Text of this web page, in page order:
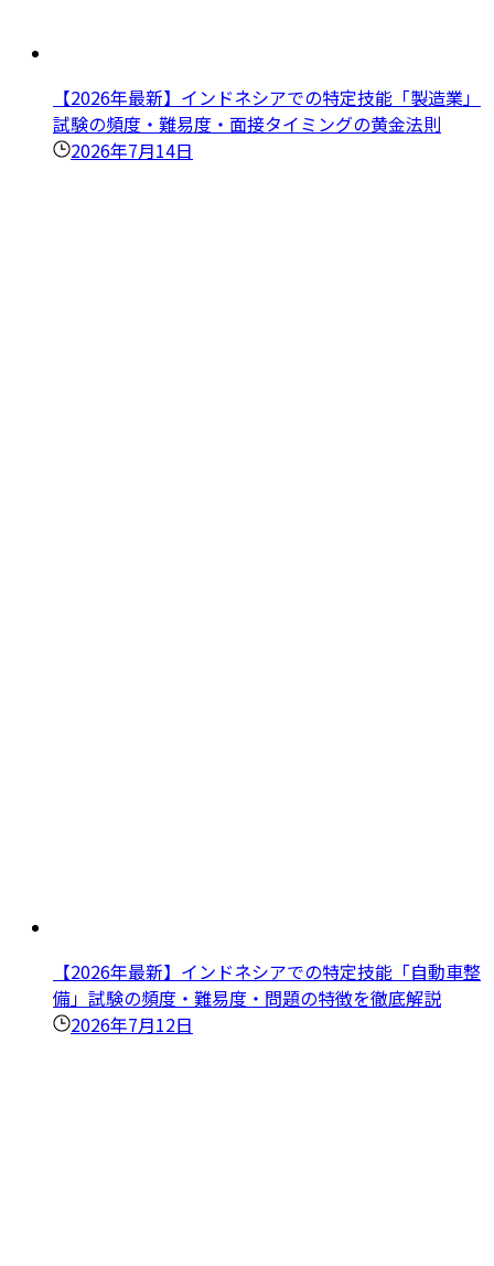
【2026年最新】インドネシアでの特定技能「製造業」
試験の頻度・難易度・面接タイミングの黄金法則
2026年7月14日
【2026年最新】インドネシアでの特定技能「自動車整
備」試験の頻度・難易度・問題の特徴を徹底解説
2026年7月12日